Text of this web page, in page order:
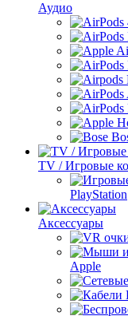
Аудио
TV / Игровые
PlayStation
Аксессуары
Apple